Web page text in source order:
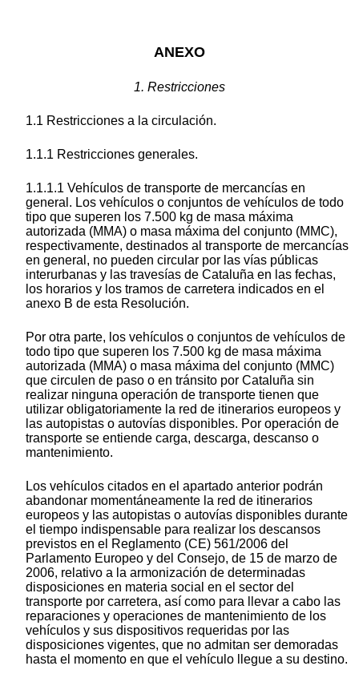
ANEXO
1. Restricciones
1.1 Restricciones a la circulación.
1.1.1 Restricciones generales.
1.1.1.1 Vehículos de transporte de mercancías en
general. Los vehículos o conjuntos de vehículos de todo
tipo que superen los 7.500 kg de masa máxima
autorizada (MMA) o masa máxima del conjunto (MMC),
respectivamente, destinados al transporte de mercancías
en general, no pueden circular por las vías públicas
interurbanas y las travesías de Cataluña en las fechas,
los horarios y los tramos de carretera indicados en el
anexo B de esta Resolución.
Por otra parte, los vehículos o conjuntos de vehículos de
todo tipo que superen los 7.500 kg de masa máxima
autorizada (MMA) o masa máxima del conjunto (MMC)
que circulen de paso o en tránsito por Cataluña sin
realizar ninguna operación de transporte tienen que
utilizar obligatoriamente la red de itinerarios europeos y
las autopistas o autovías disponibles. Por operación de
transporte se entiende carga, descarga, descanso o
mantenimiento.
Los vehículos citados en el apartado anterior podrán
abandonar momentáneamente la red de itinerarios
europeos y las autopistas o autovías disponibles durante
el tiempo indispensable para realizar los descansos
previstos en el Reglamento (CE) 561/2006 del
Parlamento Europeo y del Consejo, de 15 de marzo de
2006, relativo a la armonización de determinadas
disposiciones en materia social en el sector del
transporte por carretera, así como para llevar a cabo las
reparaciones y operaciones de mantenimiento de los
vehículos y sus dispositivos requeridas por las
disposiciones vigentes, que no admitan ser demoradas
hasta el momento en que el vehículo llegue a su destino.